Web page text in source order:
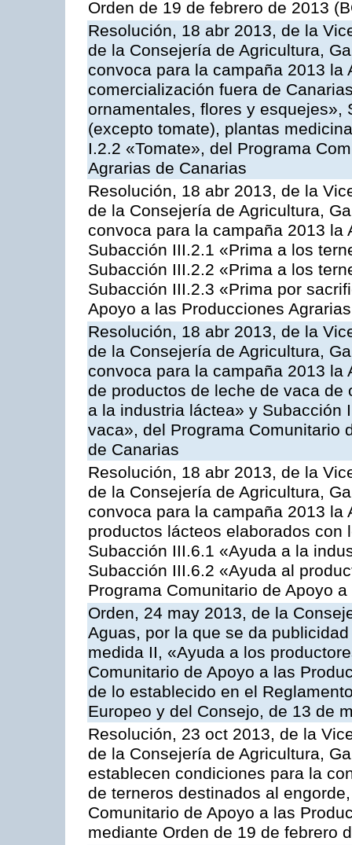
Orden de 19 de febrero de 2013
Resolución, 18 abr 2013, de la
de la Consejería de Agricultura,
convoca para la campaña 2013 la
comercialización fuera de
ornamentales, flores y esquejes»,
(excepto tomate), plantas
I.2.2 «Tomate», del Programa
Agrarias de Canarias
Resolución, 18 abr 2013, de la
de la Consejería de Agricultura,
convoca para la campaña 2013
Subacción III.2.1 «Prima a los
Subacción III.2.2 «Prima a los
Subacción III.2.3 «Prima por
Apoyo a las Producciones
Resolución, 18 abr 2013, de la
de la Consejería de Agricultura,
convoca para la campaña 2013
de productos de leche de vaca
a la industria láctea» y Subacción
vaca», del Programa Comunitario
de Canarias
Resolución, 18 abr 2013, de la
de la Consejería de Agricultura,
convoca para la campaña 2013
productos lácteos elaborados
Subacción III.6.1 «Ayuda a la
Subacción III.6.2 «Ayuda al
Programa Comunitario de Apoyo
Orden, 24 may 2013, de la
Aguas, por la que se da
medida II, «Ayuda a los
Comunitario de Apoyo a las
de lo establecido en el
Europeo y del Consejo, de 13 de
Resolución, 23 oct 2013, de la
de la Consejería de Agricultura,
establecen condiciones para la
de terneros destinados al
Comunitario de Apoyo a las
mediante Orden de 19 de febrero